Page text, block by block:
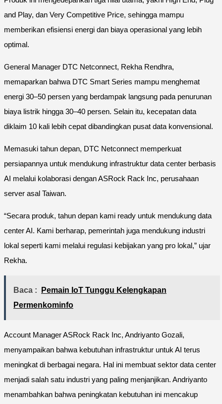
and Play, dan Very Competitive Price, sehingga mampu
memberikan efisiensi energi dan biaya operasional yang lebih
optimal.
General Manager DTC Netconnect, Rekha Rendhra,
memaparkan bahwa DTC Smart Series mampu menghemat
energi 30–50 persen yang berdampak langsung pada penurunan
biaya listrik hingga 30–40 persen. Selain itu, kecepatan data
diklaim 10 kali lebih cepat dibandingkan pusat data konvensional.
Memasuki tahun depan, DTC Netconnect memperkuat
persiapannya untuk mendukung infrastruktur data center berbasis
AI melalui kolaborasi dengan ASRock Rack Inc, perusahaan
server asal Taiwan.
“Secara produk, tahun depan kami ready untuk mendukung data
center AI. Kami berharap, pemerintah juga mendukung industri
lokal seperti kami melalui regulasi kebijakan yang pro lokal,” ujar
Rekha.
Baca :
Pemain IoT Tunggu Kelengkapan
Permenkominfo
Account Manager ASRock Rack Inc, Andriyanto Gozali,
menyampaikan bahwa kebutuhan infrastruktur untuk AI terus
meningkat di berbagai negara. Hal ini membuat sektor data center
menjadi salah satu industri yang paling menjanjikan. Andriyanto
menambahkan bahwa peningkatan kebutuhan ini mencakup